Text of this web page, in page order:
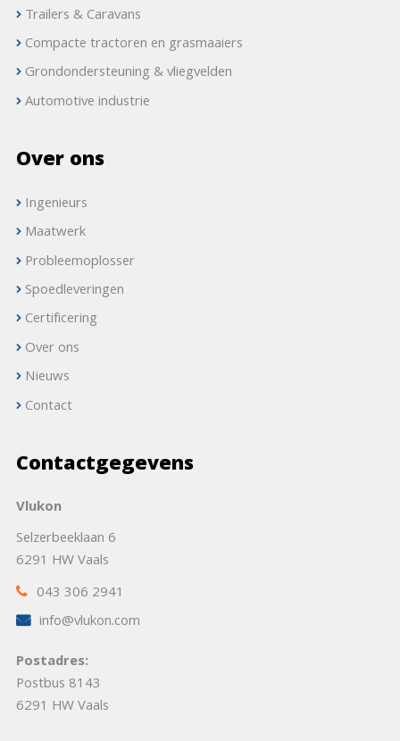
Trailers & Caravans
Compacte tractoren en grasmaaiers
Grondondersteuning & vliegvelden
Automotive industrie
Over ons
Ingenieurs
Maatwerk
Probleemoplosser
Spoedleveringen
Certificering
Over ons
Nieuws
Contact
Contactgegevens
Vlukon
Selzerbeeklaan 6
6291 HW Vaals
043 306 2941
info@vlukon.com
Postadres:
Postbus 8143
6291 HW Vaals